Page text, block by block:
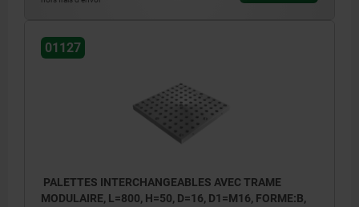
01127
PALETTES INTERCHANGEABLES AVEC TRAME
MODULAIRE, L=800, H=50, D=16, D1=M16, FORME:B,